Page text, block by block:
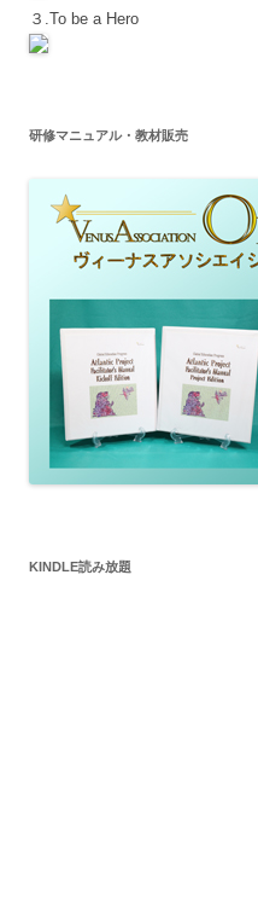
３.To be a Hero
研修マニュアル・教材販売
KINDLE読み放題